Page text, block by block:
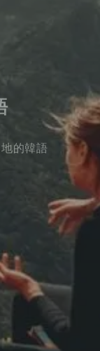
的韓語